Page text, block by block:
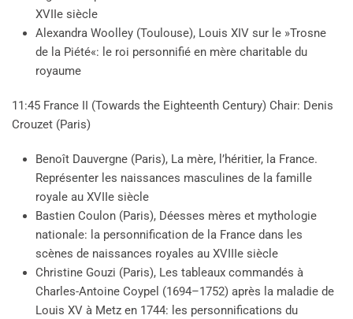
XVIIe siècle
Alexandra Woolley (Toulouse), Louis XIV sur le »Trosne
de la Piété«: le roi personnifié en mère charitable du
royaume
11:45 France II (Towards the Eighteenth Century) Chair: Denis
Crouzet (Paris)
Benoît Dauvergne (Paris), La mère, l’héritier, la France.
Représenter les naissances masculines de la famille
royale au XVIIe siècle
Bastien Coulon (Paris), Déesses mères et mythologie
nationale: la personnification de la France dans les
scènes de naissances royales au XVIIIe siècle
Christine Gouzi (Paris), Les tableaux commandés à
Charles-Antoine Coypel (1694–1752) après la maladie de
Louis XV à Metz en 1744: les personnifications du